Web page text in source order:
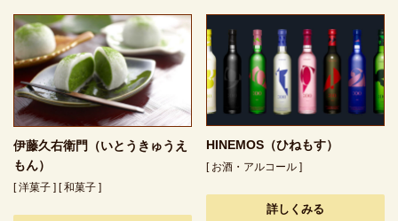
伊藤久右衛門（いとうきゅうえ
もん）
[ 洋菓子 ] [ 和菓子 ]
HINEMOS（ひねもす）
[ お酒・アルコール ]
詳しくみる